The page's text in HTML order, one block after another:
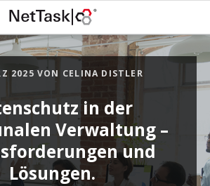
2025 VON CELINA DISTLER
in der
Verwaltung –
und
Lösungen.